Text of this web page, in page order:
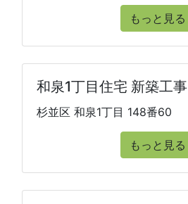
もっと見る
和泉1丁目住宅 新築工事
杉並区 和泉1丁目 148番60
もっと見る